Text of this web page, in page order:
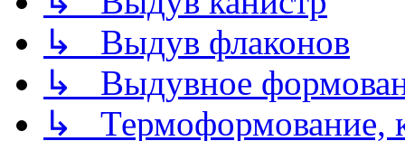
↳ Выдув флаконов
↳ Выдувное
↳ Термоформование,